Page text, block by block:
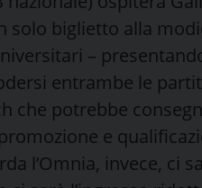
solo biglietto alla
–
entrambe le
che potrebbe
e
l’Omnia, invece, ci